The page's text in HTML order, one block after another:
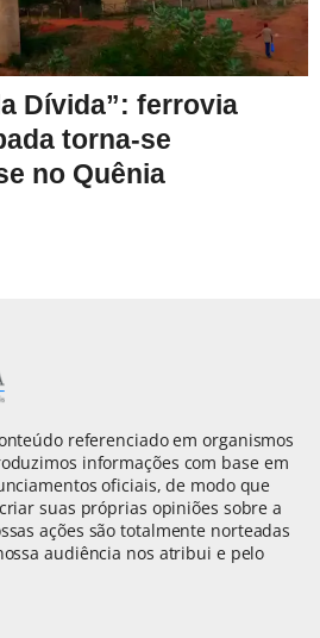
Dívida”: ferrovia
torna-se
no Quênia
referenciado em organismos
informações com base em
oficiais, de modo que
suas próprias opiniões sobre a
ações são totalmente norteadas
audiência nos atribui e pelo